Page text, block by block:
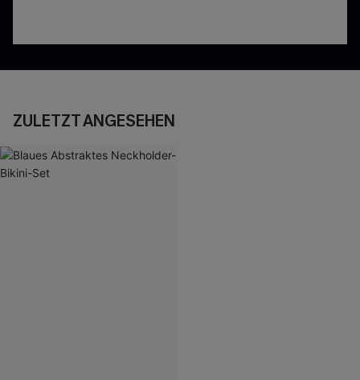
ZULETZT ANGESEHEN